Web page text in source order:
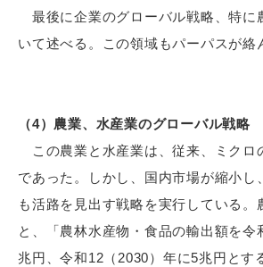
最後に企業のグローバル戦略、特に
いて述べる。この領域もパーパスが絡
（4）農業、水産業のグローバル戦略
この農業と水産業は、従来、ミクロ
であった。しかし、国内市場が縮小し
も活路を見出す戦略を実行している。
と、「農林水産物・食品の輸出額を令
兆円、令和12（2030）年に5兆円とす